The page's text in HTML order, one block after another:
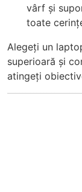
vârf și
toate
Alegeți un
superioară și
atingeți